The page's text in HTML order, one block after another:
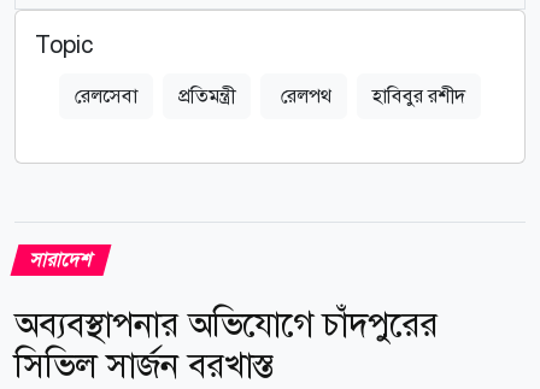
Topic
রেলসেবা প্রতিমন্ত্রী রেলপথ হাবিবুর রশীদ
সারাদেশ
অব্যবস্থাপনার অভিযোগে চাঁদপুরের
সিভিল সার্জন বরখাস্ত